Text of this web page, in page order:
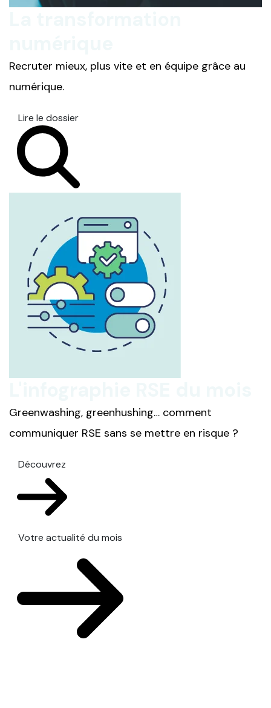
Recruter mieux, plus vite et en équipe grâce au
numérique.
Lire le dossier
Greenwashing, greenhushing… comment
communiquer RSE sans se mettre en risque ?
Découvrez
Votre actualité du mois